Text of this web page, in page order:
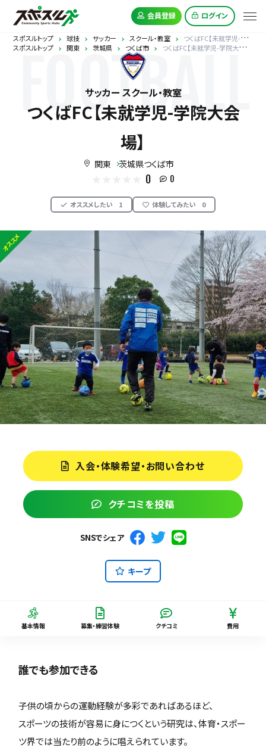
会員登録 ログイン
スポスルトップ 球技 サッカー スクール・教室
つくばFC【未就学児-学院大会場】
スポスルトップ
関東 茨城県 つくば市 つくばFC【未就学児-学院大会場】
FOOTBALL
サッカー スクール・教室
つくばFC【未就学児-学院大会
場】
関東 茨城県つくば市
0 0
オススメしたい 1 体験してみたい 0
オススメ
入会・体験希望・お問い合わせ
クチコミを投稿
SNSでシェア
キープ
基本情報 募集・練習体験 クチコミ 費用
誰でも参加できる
子供の頃からの運動経験が多彩であればあるほど、
スポーツの技術が容易に身につくという研究は、体育・スポー
ツ界では当たり前のように唱えられています。